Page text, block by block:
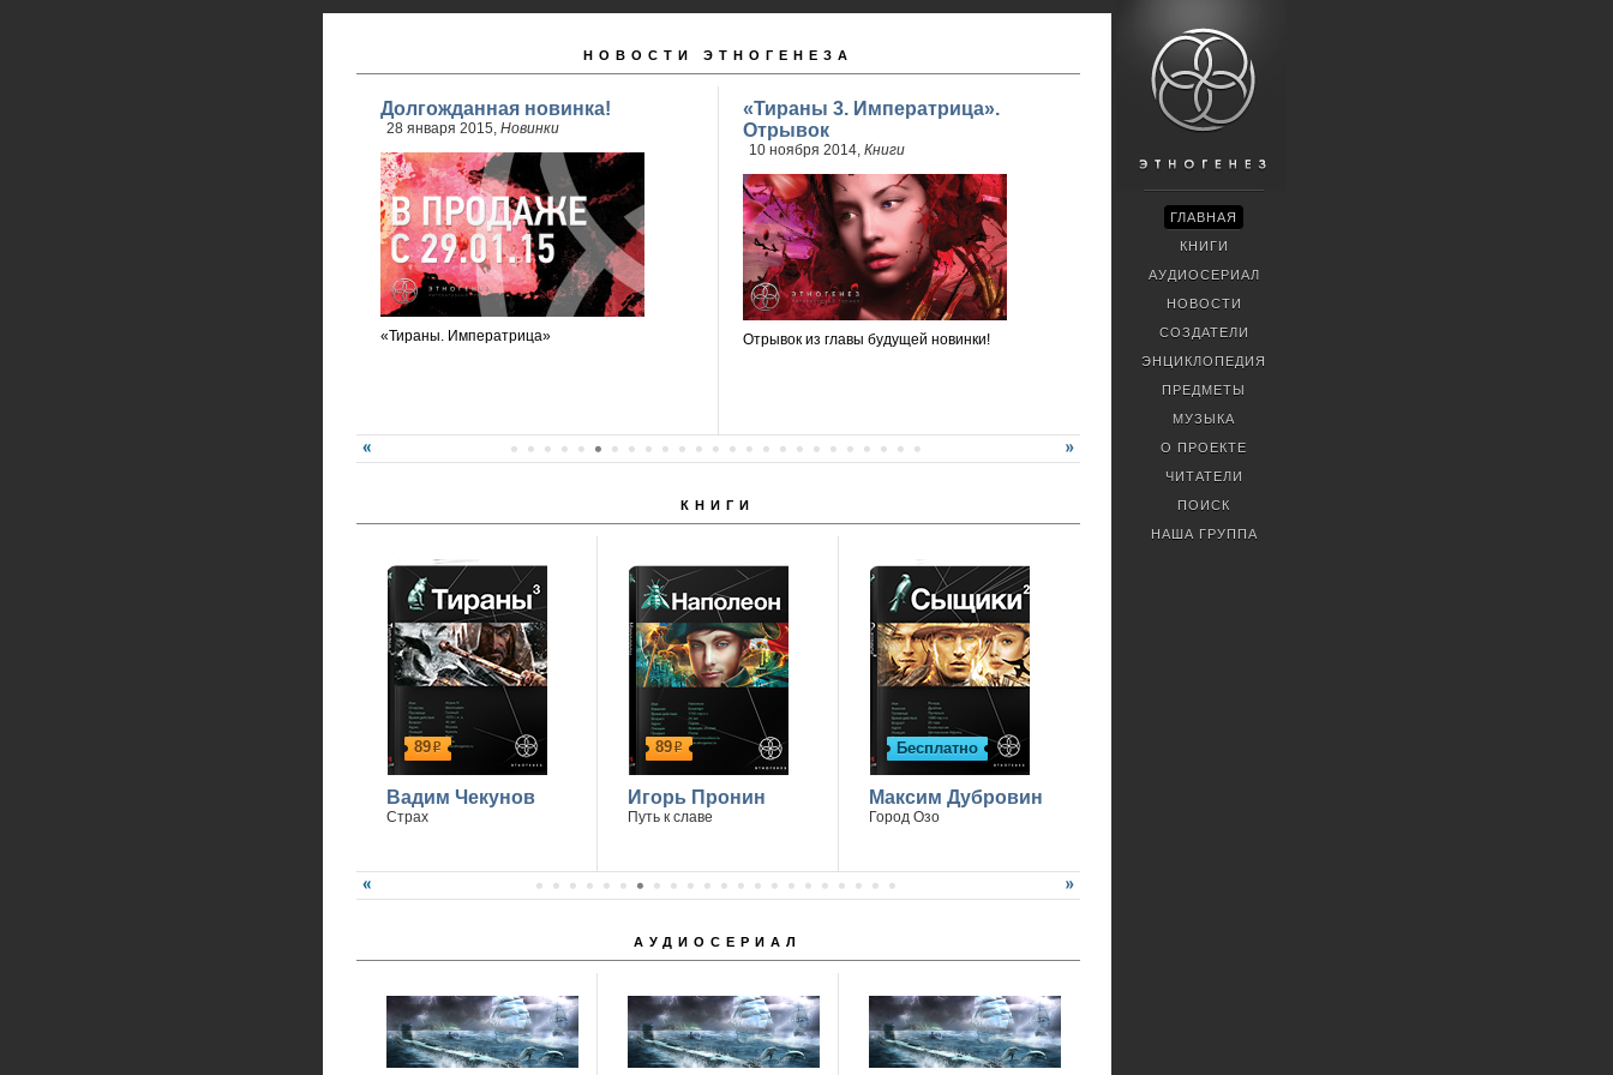
НОВОСТИ ЭТНОГЕНЕЗА
Долгожданная новинка!
28 января 2015, Новинки
«Тираны. Императрица»
«Тираны 3. Императрица».
Отрывок
10 ноября 2014, Книги
Отрывок из главы будущей новинки!
КНИГИ
89р
Вадим Чекунов
Страх
89р
Игорь Пронин
Путь к славе
Бесплатно
Максим Дубровин
Город Озо
АУДИОСЕРИАЛ
ГЛАВНАЯ
КНИГИ
АУДИОСЕРИАЛ
НОВОСТИ
СОЗДАТЕЛИ
ЭНЦИКЛОПЕДИЯ
ПРЕДМЕТЫ
МУЗЫКА
О ПРОЕКТЕ
ЧИТАТЕЛИ
ПОИСК
НАША ГРУППА